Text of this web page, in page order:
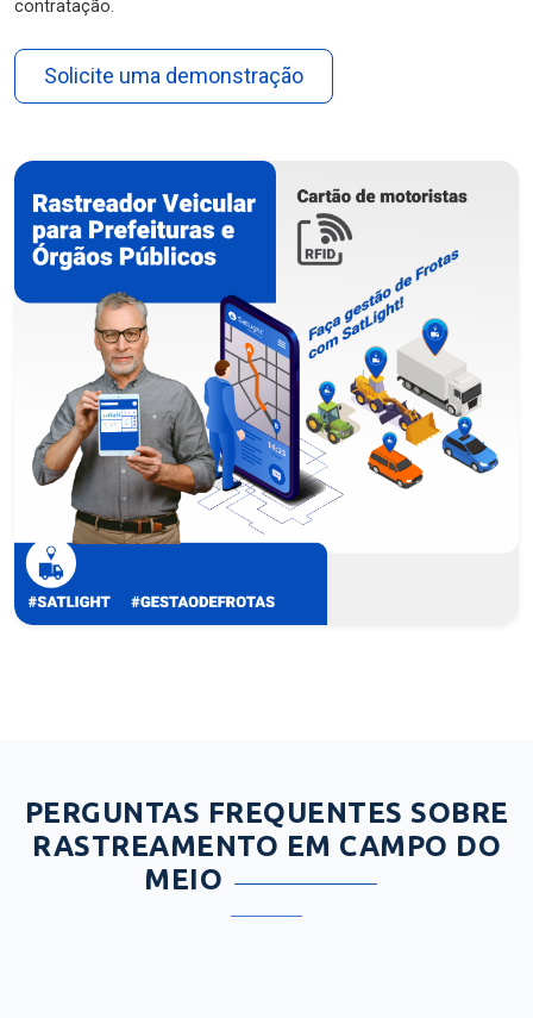
contratação.
Solicite uma demonstração
PERGUNTAS FREQUENTES SOBRE
RASTREAMENTO EM CAMPO DO
MEIO